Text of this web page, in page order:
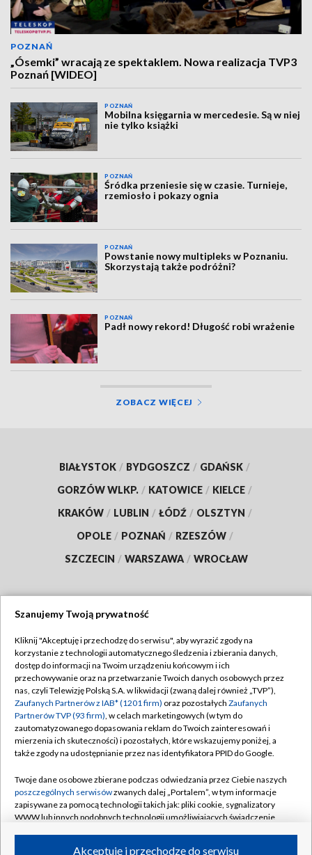
POZNAŃ
„Ósemki” wracają ze spektaklem. Nowa realizacja TVP3
Poznań [WIDEO]
POZNAŃ
Mobilna księgarnia w mercedesie. Są w niej
nie tylko książki
POZNAŃ
Śródka przeniesie się w czasie. Turnieje,
rzemiosło i pokazy ognia
POZNAŃ
Powstanie nowy multipleks w Poznaniu.
Skorzystają także podróżni?
POZNAŃ
Padł nowy rekord! Długość robi wrażenie
ZOBACZ WIĘCEJ
BIAŁYSTOK / BYDGOSZCZ / GDAŃSK /
GORZÓW WLKP. / KATOWICE / KIELCE /
KRAKÓW / LUBLIN / ŁÓDŹ / OLSZTYN /
OPOLE / POZNAŃ / RZESZÓW /
SZCZECIN / WARSZAWA / WROCŁAW
TVP
Abonament TVP
Emisja w TVP
Centrum informacji TVP
Naziemna Telewizja Cyfrowa
Rada Programowa
System NOS
Informacje o nadawcy
Regulamin TVP
Polityka prywatności
Moje zgody
Pomoc
Kontakt
Kanały
Szanujemy Twoją prywatność
Kliknij "Akceptuję i przechodzę do serwisu", aby wyrazić zgody na
korzystanie z technologii automatycznego śledzenia i zbierania danych,
dostęp do informacji na Twoim urządzeniu końcowym i ich
przechowywanie oraz na przetwarzanie Twoich danych osobowych przez
nas, czyli Telewizję Polską S.A. w likwidacji (zwaną dalej również „TVP”),
Zaufanych Partnerów z IAB* (1201 firm) oraz pozostałych Zaufanych
Partnerów TVP (93 firm), w celach marketingowych (w tym do
zautomatyzowanego dopasowania reklam do Twoich zainteresowań i
mierzenia ich skuteczności) i pozostałych, które wskazujemy poniżej, a
także zgody na udostępnianie przez nas identyfikatora PPID do Google.
Twoje dane osobowe zbierane podczas odwiedzania przez Ciebie naszych
poszczególnych serwisówzwanych dalej „Portalem”, w tym informacje
zapisywane za pomocą technologii takich jak: pliki cookie, sygnalizatory
WWW lub innych podobnych technologii umożliwiających świadczenie
Akceptuję i przechodzę do serwisu